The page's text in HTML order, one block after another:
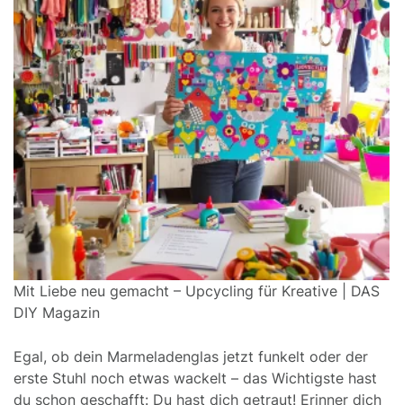
Mit Liebe neu gemacht – Upcycling für Kreative | DAS
DIY Magazin
Egal, ob dein Marmeladenglas jetzt funkelt oder der
erste Stuhl noch etwas wackelt – das Wichtigste hast
du schon geschafft: Du hast dich getraut! Erinner dich